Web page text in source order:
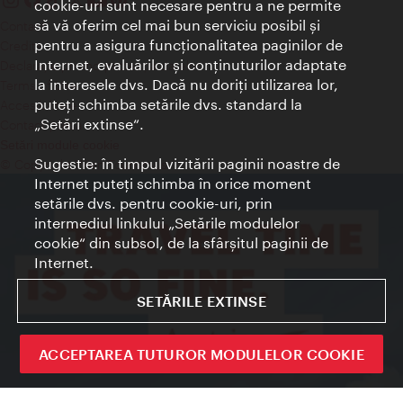
Contact
Credits
Declaraţie privind protecţia datelor
Terms of Use
Accesibilitate
Contact presa
© Copyright Wien Tourismus
cookie-uri sunt necesare pentru a ne permite
să vă oferim cel mai bun serviciu posibil şi
pentru a asigura funcţionalitatea paginilor de
Internet, evaluărilor şi conţinuturilor adaptate
la interesele dvs. Dacă nu doriţi utilizarea lor,
puteţi schimba setările dvs. standard la
„Setări extinse“.
Sugestie: în timpul vizitării paginii noastre de
Internet puteţi schimba în orice moment
setările dvs. pentru cookie-uri, prin
intermediul linkului „Setările modulelor
cookie“ din subsol, de la sfârşitul paginii de
Internet.
SETĂRILE EXTINSE
ACCEPTAREA TUTUROR MODULELOR COOKIE